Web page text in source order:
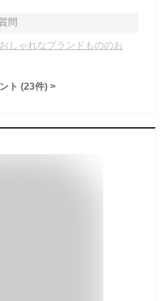
問
しゃれなブランドもののお
ト (23件) >